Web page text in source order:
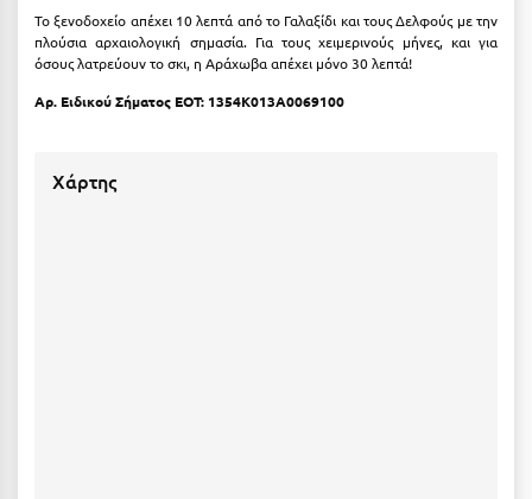
Κ
Καβάλα
Καλαμάτα
Το ξενοδοχείο απέχει 10 λεπτά από το Γαλαξίδι και τους Δελφούς με την
πλούσια αρχαιολογική σημασία. Για τους χειμερινούς μήνες, και για
όσους λατρεύουν το σκι, η Αράχωβα απέχει μόνο 30 λεπτά!
Αρ. Ειδικού Σήματος ΕΟΤ: 1354Κ013Α0069100
Χάρτης